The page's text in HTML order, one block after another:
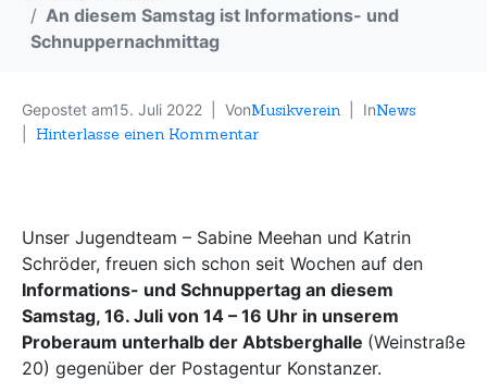
An diesem Samstag ist Informations- und
Schnuppernachmittag
Gepostet am15. Juli 2022 VonMusikverein InNews
Hinterlasse einen Kommentar
Unser Jugendteam – Sabine Meehan und Katrin
Schröder, freuen sich schon seit Wochen auf den
Informations- und Schnuppertag an diesem
Samstag, 16. Juli von 14 – 16 Uhr in unserem
Proberaum unterhalb der Abtsberghalle (Weinstraße
20) gegenüber der Postagentur Konstanzer.